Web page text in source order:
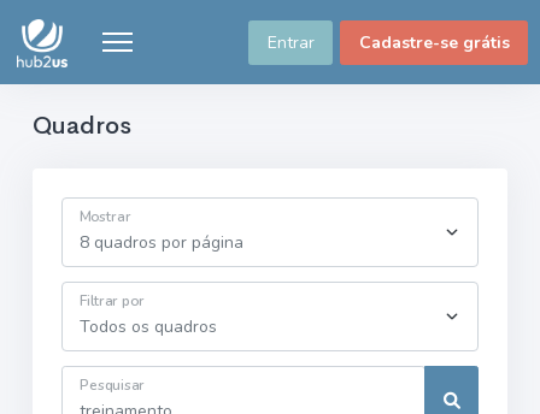
Entrar Cadastre-se grátis
Quadros
Mostrar
Filtrar por
Pesquisar